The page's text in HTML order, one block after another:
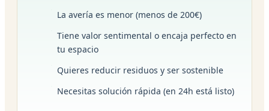
La avería es menor (menos de 200€)
Tiene valor sentimental o encaja perfecto en
tu espacio
Quieres reducir residuos y ser sostenible
Necesitas solución rápida (en 24h está listo)